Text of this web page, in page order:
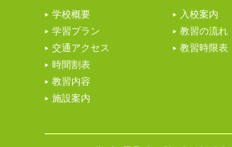
学校概要
学習プラン
交通アクセス
時間割表
教習内容
施設案内
入校案内
教習の流れ
教習時限表